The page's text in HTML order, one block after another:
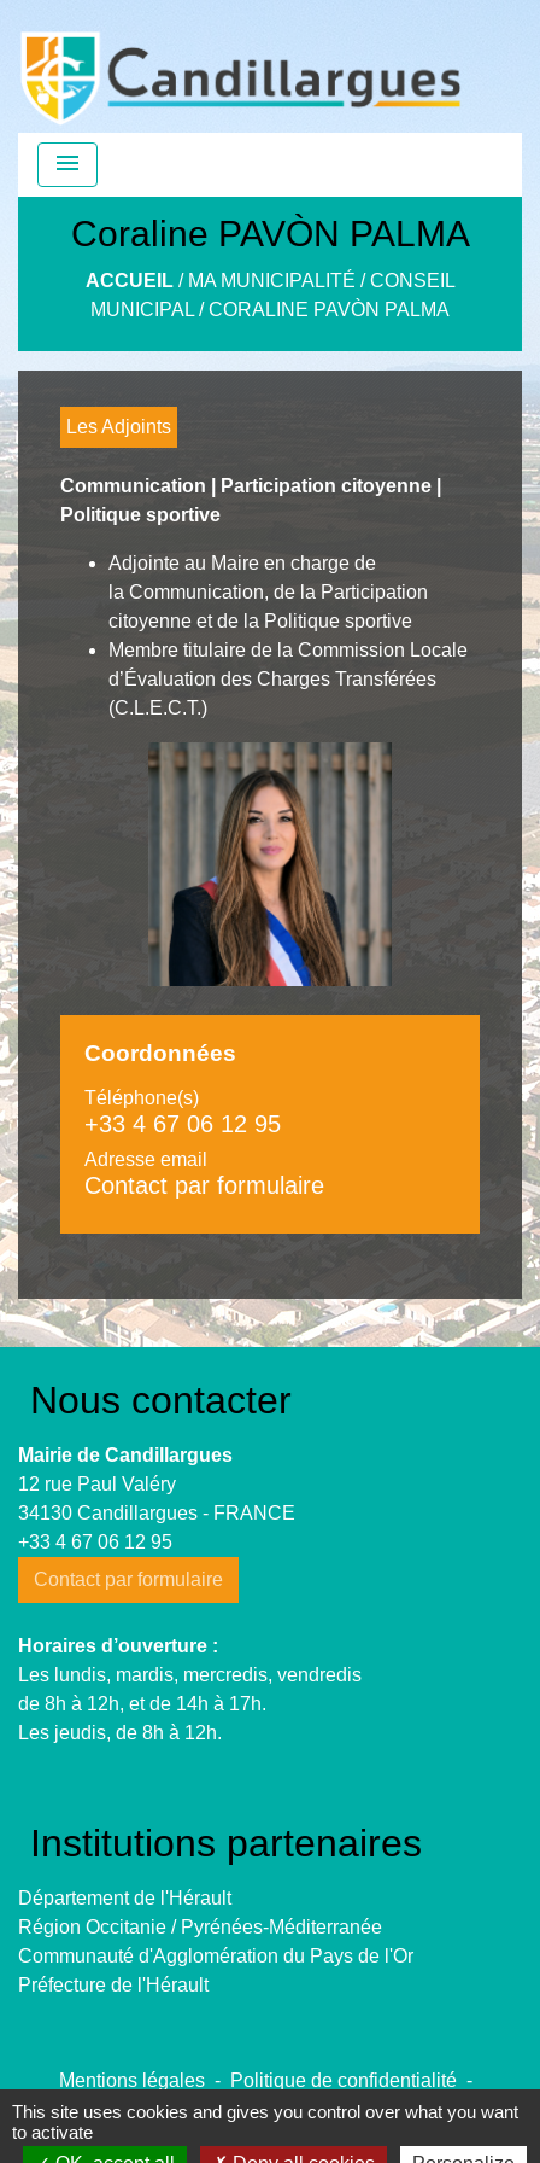
menu
Coraline PAVÒN PALMA
ACCUEIL/ MA MUNICIPALITÉ /CONSEIL
MUNICIPAL /CORALINE PAVÒN PALMA
Les Adjoints
Communication | Participation citoyenne |
Politique sportive
Adjointe au Maire en charge de
la Communication, de la Participation
citoyenne et de la Politique sportive
Membre titulaire de la Commission Locale
d’Évaluation des Charges Transférées
(C.L.E.C.T.)
Coordonnées
Téléphone(s)
+33 4 67 06 12 95
Adresse email
Contact par formulaire
Nous contacter
Mairie de Candillargues
12 rue Paul Valéry
34130 Candillargues - FRANCE
+33 4 67 06 12 95
Contact par formulaire
Horaires d’ouverture :
Les lundis, mardis, mercredis, vendredis
de 8h à 12h, et de 14h à 17h.
Les jeudis, de 8h à 12h.
Institutions partenaires
Département de l'Hérault
Région Occitanie / Pyrénées-Méditerranée
Communauté d'Agglomération du Pays de l'Or
Préfecture de l'Hérault
Mentions légales - Politique de confidentialité -
Accessibilité - Plan du site - Gestion des cookies
This site uses cookies and gives you control over what you want
to activate